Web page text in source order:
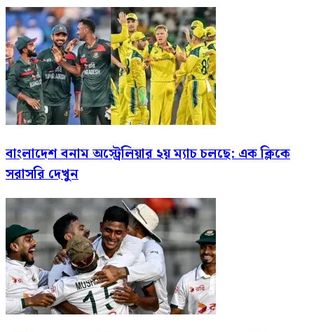
বাংলাদেশ বনাম অস্ট্রেলিয়ার ২য় ম্যাচ চলছে: এক ক্লিকে
সরাসরি দেখুন